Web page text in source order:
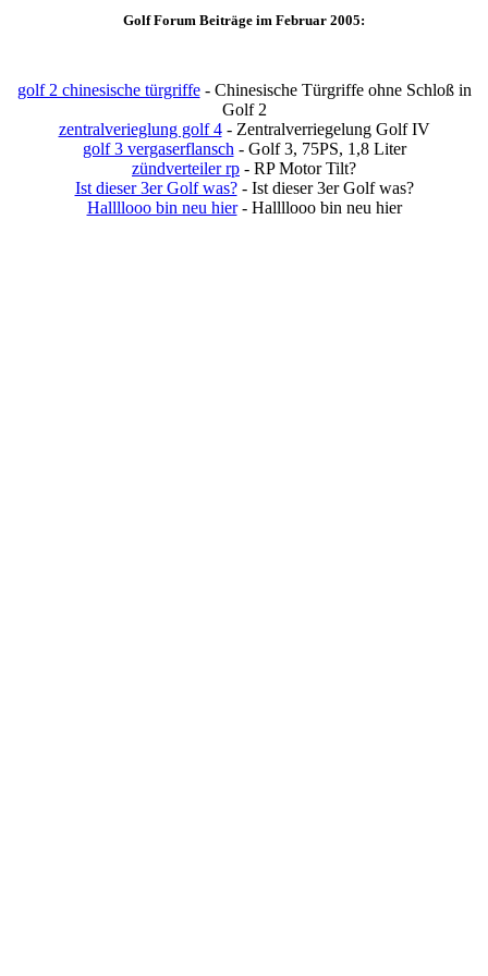
Golf Forum Beiträge im Februar 2005:
golf 2 chinesische türgriffe- Chinesische Türgriffe ohne Schloß in
Golf 2
zentralverieglung golf 4- Zentralverriegelung Golf IV
golf 3 vergaserflansch - Golf 3, 75PS, 1,8 Liter
zündverteiler rp - RP Motor Tilt?
Ist dieser 3er Golf was?- Ist dieser 3er Golf was?
Hallllooo bin neu hier- Hallllooo bin neu hier